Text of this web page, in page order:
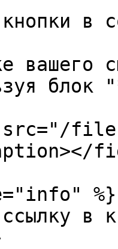
в
вашего
files/
%}
в